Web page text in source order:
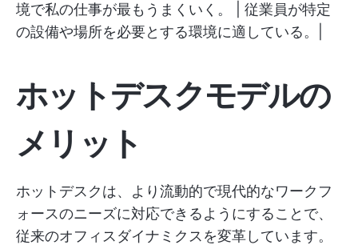
境で私の仕事が最もうまくいく。 | 従業員が特定
の設備や場所を必要とする環境に適している。|
ホットデスクモデルの
メリット
ホットデスクは、より流動的で現代的なワークフ
ォースのニーズに対応できるようにすることで、
従来のオフィスダイナミクスを変革しています。